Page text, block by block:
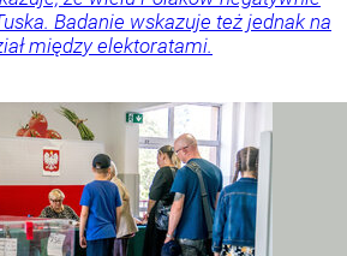
Badanie wskazuje też jednak na
między elektoratami.